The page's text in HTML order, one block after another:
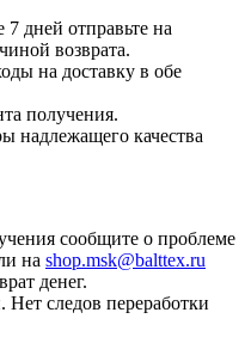
дней отправьте на
возврата.
на доставку в обе
получения.
надлежащего качества
сообщите о проблеме
на shop.msk@balttex.ru
денег.
следов переработки